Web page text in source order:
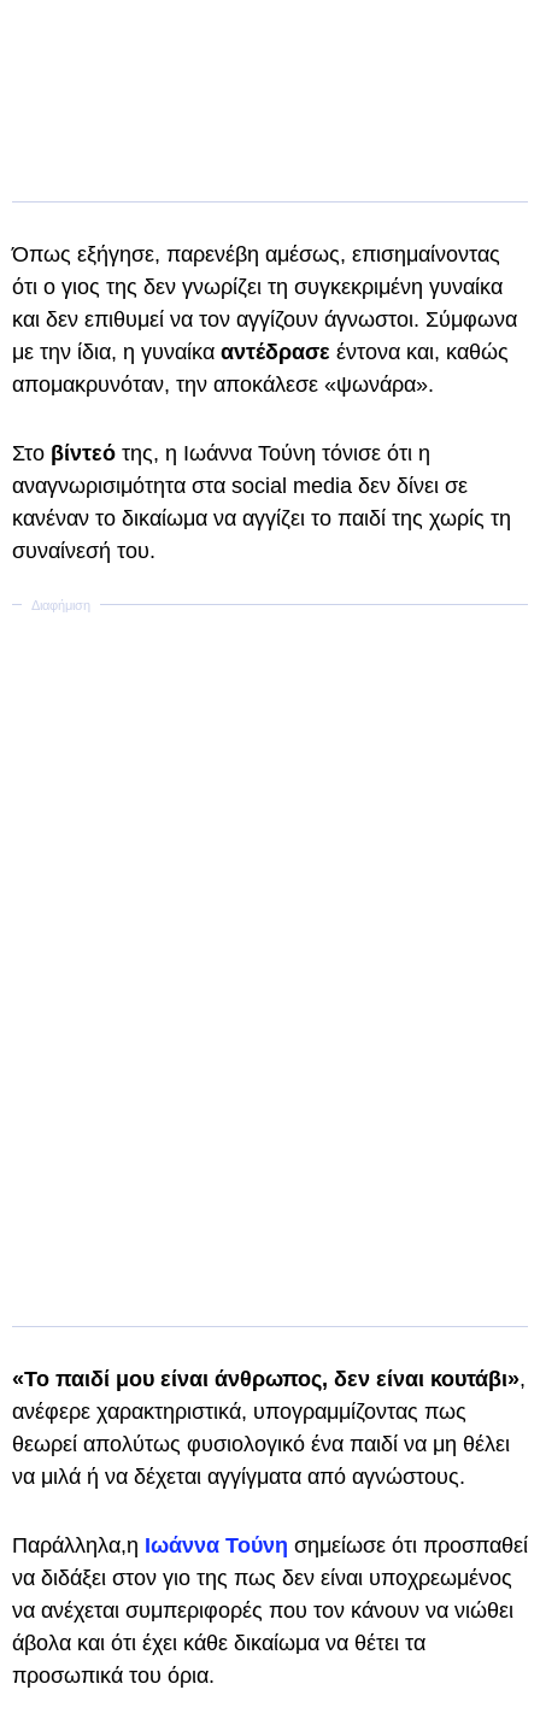
Όπως εξήγησε, παρενέβη αμέσως, επισημαίνοντας
ότι ο γιος της δεν γνωρίζει τη συγκεκριμένη γυναίκα
και δεν επιθυμεί να τον αγγίζουν άγνωστοι. Σύμφωνα
με την ίδια, η γυναίκα αντέδρασε έντονα και, καθώς
απομακρυνόταν, την αποκάλεσε «ψωνάρα».
Στο βίντεό της, η Ιωάννα Τούνη τόνισε ότι η
αναγνωρισιμότητα στα social media δεν δίνει σε
κανέναν το δικαίωμα να αγγίζει το παιδί της χωρίς τη
συναίνεσή του.
«Το παιδί μου είναι άνθρωπος, δεν είναι κουτάβι»,
ανέφερε χαρακτηριστικά, υπογραμμίζοντας πως
θεωρεί απολύτως φυσιολογικό ένα παιδί να μη θέλει
να μιλά ή να δέχεται αγγίγματα από αγνώστους.
Παράλληλα,η Ιωάννα Τούνη σημείωσε ότι προσπαθεί
να διδάξει στον γιο της πως δεν είναι υποχρεωμένος
να ανέχεται συμπεριφορές που τον κάνουν να νιώθει
άβολα και ότι έχει κάθε δικαίωμα να θέτει τα
προσωπικά του όρια.